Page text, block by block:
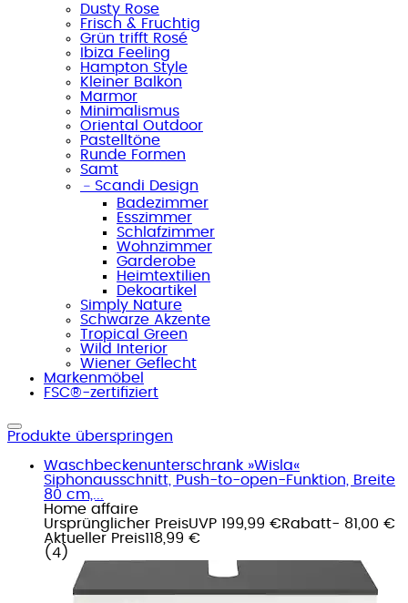
Dusty Rose
Frisch & Fruchtig
Grün trifft Rosé
Ibiza Feeling
Hampton Style
Kleiner Balkon
Marmor
Minimalismus
Oriental Outdoor
Pastelltöne
Runde Formen
Samt
﹣ Scandi Design
Badezimmer
Esszimmer
Schlafzimmer
Wohnzimmer
Garderobe
Heimtextilien
Dekoartikel
Simply Nature
Schwarze Akzente
Tropical Green
Wild Interior
Wiener Geflecht
Markenmöbel
FSC®-zertifiziert
Produkte überspringen
Waschbeckenunterschrank »Wisla«
Siphonausschnitt, Push-to-open-Funktion, Breite
80 cm,...
Home affaire
Ursprünglicher PreisUVP 199,99 €Rabatt- 81,00 €
Aktueller Preis118,99 €
( 4 )